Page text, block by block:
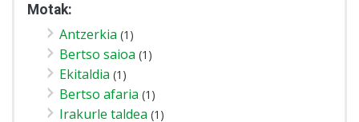
Motak:
Antzerkia (1)
Bertso saioa (1)
Ekitaldia (1)
Bertso afaria (1)
Irakurle taldea (1)